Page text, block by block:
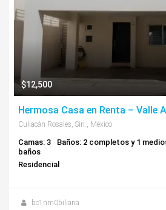
$12,500
Hermosa Casa en Renta – Valle
Culiacán Rosales, Sin., México
Camas: 3
Baños: 2 completos y 1
baños
Residencial
bc1nm0biliaria